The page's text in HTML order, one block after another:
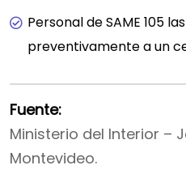
Personal de SAME 105
preventivamente a un
Fuente:
Ministerio del Interior –
Montevideo.